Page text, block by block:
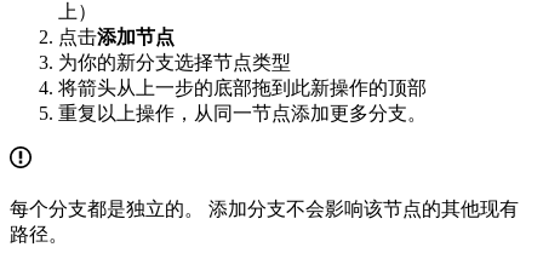
上）
点击添加节点
为你的新分支选择节点类型
将箭头从上一步的底部拖到此新操作的顶部
重复以上操作，从同一节点添加更多分支。
每个分支都是独立的。 添加分支不会影响该节点的其他现有
路径。